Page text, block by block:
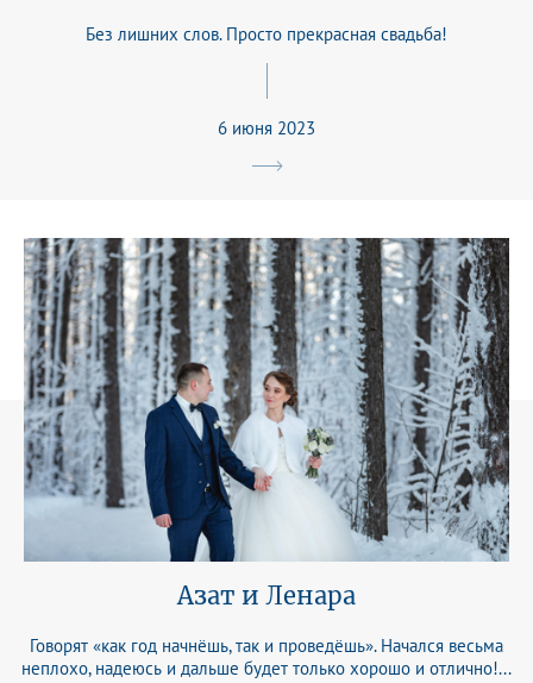
Без лишних слов. Просто прекрасная свадьба!
6 июня 2023
Азат и Ленара
Говорят «как год начнёшь, так и проведёшь». Начался весьма
неплохо, надеюсь и дальше будет только хорошо и отлично!...